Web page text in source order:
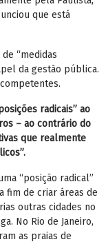
que está
“medidas
da gestão pública.
radicais” ao
– ao contrário do
que realmente
“posição radical”
fim de criar áreas de
outras cidades no
No Rio de Janeiro,
as praias de